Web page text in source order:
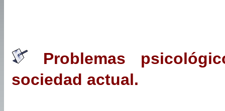
Problemas
sociedad actual.